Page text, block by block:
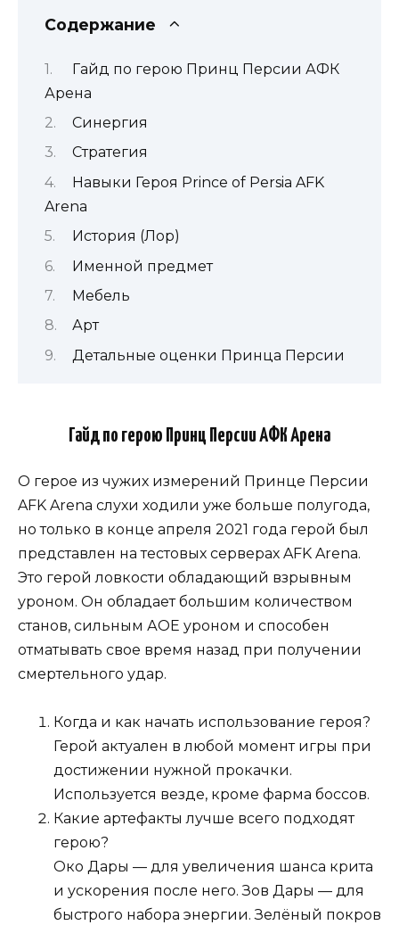
Содержание
Гайд по герою Принц Персии АФК
Арена
Синергия
Стратегия
Навыки Героя Prince of Persia AFK
Arena
История (Лор)
Именной предмет
Мебель
Арт
Детальные оценки Принца Персии
Гайд по герою Принц Персии АФК Арена
О герое из чужих измерений Принце Персии
AFK Arena слухи ходили уже больше полугода,
но только в конце апреля 2021 года герой был
представлен на тестовых серверах AFK Arena.
Это герой ловкости обладающий взрывным
уроном. Он обладает большим количеством
станов, сильным АОЕ уроном и способен
отматывать свое время назад при получении
смертельного удар.
Когда и как начать использование героя?
Герой актуален в любой момент игры при
достижении нужной прокачки.
Используется везде, кроме фарма боссов.
Какие артефакты лучше всего подходят
герою?
Око Дары — для увеличения шанса крита
и ускорения после него. Зов Дары — для
быстрого набора энергии. Зелёный покров